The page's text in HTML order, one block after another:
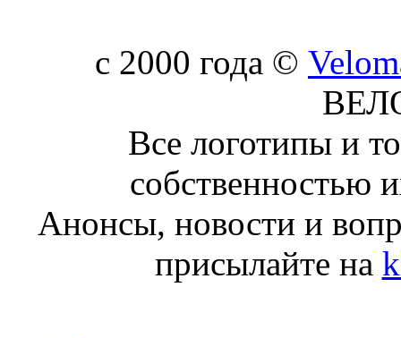
c 2000 года ©
Все логотипы и
собственностью
Анонсы, новости и
присылайте на